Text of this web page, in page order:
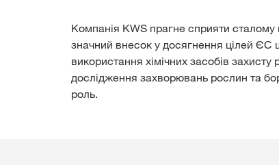
Компанія KWS прагне сприяти
значний внесок у досягнення цілей
використання хімічних засобів захисту
дослідження захворювань рослин та
роль.